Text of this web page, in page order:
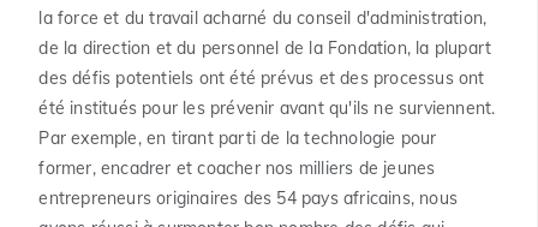
la force et du travail acharné du conseil d'administration,
de la direction et du personnel de la Fondation, la plupart
des défis potentiels ont été prévus et des processus ont
été institués pour les prévenir avant qu'ils ne surviennent.
Par exemple, en tirant parti de la technologie pour
former, encadrer et coacher nos milliers de jeunes
entrepreneurs originaires des 54 pays africains, nous